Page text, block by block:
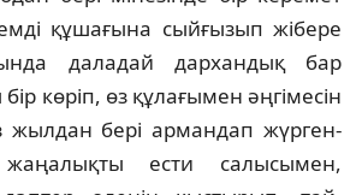
құшағына сыйғызып жібере
даладай дархан­дық бар
көріп, өз құла­ғы­мен әңгімесін
жылдан бері армандап жүрген-
ести салысымен,